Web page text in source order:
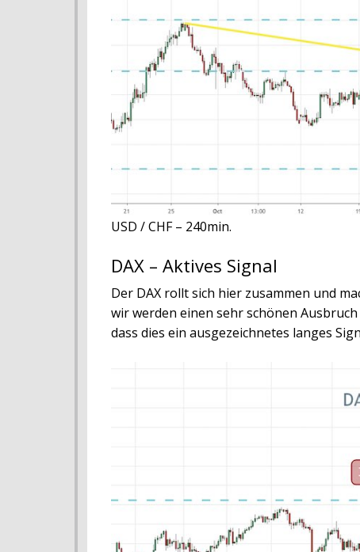
USD / CHF – 240min.
DAX – Aktives Signal
Der DAX rollt sich hier zusammen und
wir werden einen sehr schönen
dass dies ein ausgezeichnetes langes